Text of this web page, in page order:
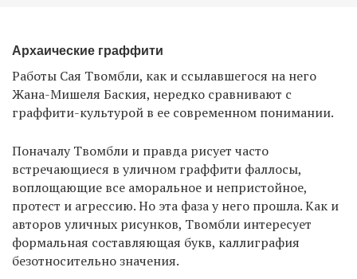
Архаические граффити
Работы Сая Твомбли, как и ссылавшегося на него
Жана-Мишеля Баския, нередко сравнивают с
граффити-культурой в ее современном понимании.
Поначалу Твомбли и правда рисует часто
встречающиеся в уличном граффити фаллосы,
воплощающие все аморальное и непристойное,
протест и агрессию. Но эта фаза у него прошла. Как и
авторов уличных рисунков, Твомбли интересует
формальная составляющая букв, каллиграфия
безотносительно значения.